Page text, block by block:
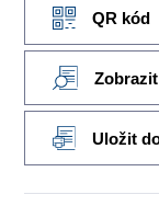
QR kód
Uložit